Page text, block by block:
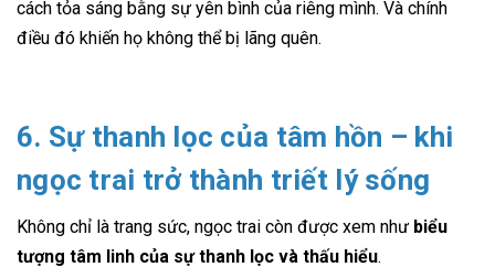
cách tỏa sáng bằng sự yên bình của riêng mình. Và chính
điều đó khiến họ không thể bị lãng quên.
6. Sự thanh lọc của tâm hồn – khi
ngọc trai trở thành triết lý sống
Không chỉ là trang sức, ngọc trai còn được xem như biểu
tượng tâm linh của sự thanh lọc và thấu hiểu.